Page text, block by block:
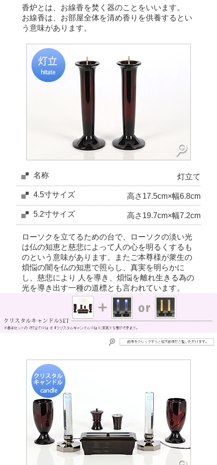
香炉とは、お線香を焚く器のことをいいます。
お線香は、お部屋全体を清め香りを供養するとい
う意味があります。
名称 灯立て
4.5寸サイズ 高さ17.5cm×幅6.8cm
5.2寸サイズ 高さ19.7cm×幅7.2cm
ローソクを立てるための台で、ローソクの淡い光
は仏の知恵と慈悲によって人の心を明るくするも
のという意味があります。またご本尊様が衆生の
煩悩の闇を仏の知恵で照らし、真実を明らかに
し、慈悲により 人を導き、煩悩を離れ生きる為の
光を導き出す一種の道標とも言われています。